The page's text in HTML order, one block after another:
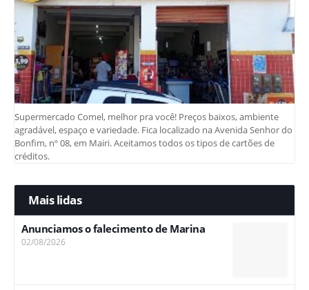
Supermercado Comel, melhor pra você! Preços baixos, ambiente
agradável, espaço e variedade. Fica localizado na Avenida Senhor do
Bonfim, nº 08, em Mairi. Aceitamos todos os tipos de cartões de
créditos.
Mais lidas
Anunciamos o falecimento de Marina
02/08/2026